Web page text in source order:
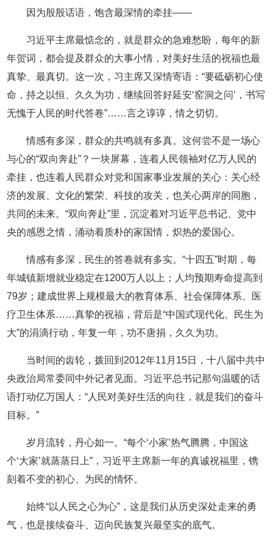
因为殷殷话语，饱含最深情的牵挂——
习近平主席最惦念的，就是群众的急难愁盼，每年的新
年贺词，都会提及群众的大事小情，对美好生活的祝福也最
真挚、最真切。这一次，习主席又深情寄语：“要砥砺初心使
命，持之以恒、久久为功，继续回答好延安‘窑洞之问’，书写
无愧于人民的时代答卷”……言之谆谆，情之切切。
情感有多深，群众的共鸣就有多真。这何尝不是一场心
与心的“双向奔赴”？一块屏幕，连着人民领袖对亿万人民的
牵挂，也连着人民群众对党和国家事业发展的关心：关心经
济的发展、文化的繁荣、科技的攻关，也关心两岸的同胞，
共同的未来。“双向奔赴”里，沉淀着对习近平总书记、党中
央的感恩之情，涌动着质朴的家国情，炽热的爱国心。
情感有多深，民生的答卷就有多实。“十四五”时期，每
年城镇新增就业稳定在1200万人以上；人均预期寿命提高到
79岁；建成世界上规模最大的教育体系、社会保障体系、医
疗卫生体系……真挚的祝福，背后是“中国式现代化、民生为
大”的涓滴行动，年复一年，功不唐捐，久久为功。
当时间的齿轮，拨回到2012年11月15日，十八届中共中
央政治局常委同中外记者见面。习近平总书记那句温暖的话
语打动亿万国人：“人民对美好生活的向往，就是我们的奋斗
目标。”
岁月流转，丹心如一。“每个‘小家’热气腾腾，中国这
个‘大家’就蒸蒸日上”，习近平主席新一年的真诚祝福里，镌
刻着不变的初心、为民的情怀。
始终“以人民之心为心”，这是我们从历史深处走来的勇
气，也是接续奋斗、迈向民族复兴最坚实的底气。